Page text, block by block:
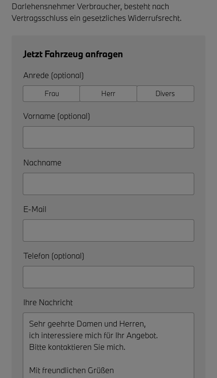
Darlehensnehmer Verbraucher, besteht nach
Vertragsschluss ein gesetzliches Widerrufsrecht.
Jetzt Fahrzeug anfragen
Anrede (optional)
Frau Herr Divers
Vorname (optional)
Nachname
E-Mail
Telefon (optional)
Ihre Nachricht